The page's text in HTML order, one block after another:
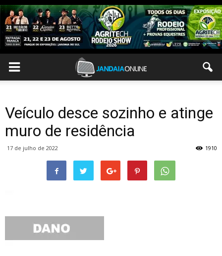
Veículo desce sozinho e atinge
muro de residência
17 de julho de 2022 1910